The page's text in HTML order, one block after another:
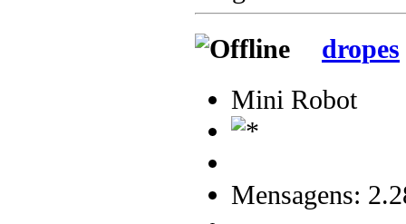
dropes
Mini Robot
Mensagens: